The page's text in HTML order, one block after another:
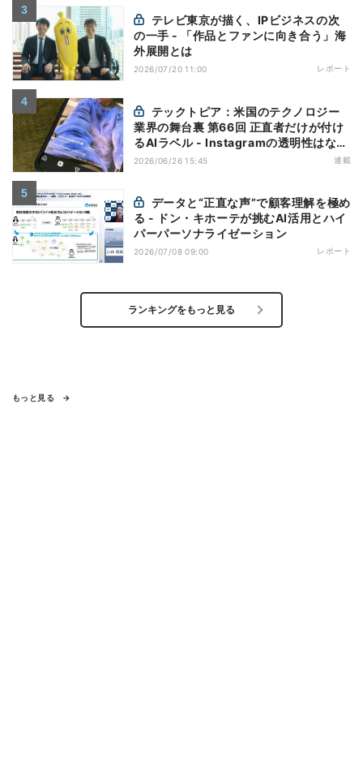
の一手 - 「作品とファンに向き合う」海
外展開とは
2026/07/20 11:00 レポート
業界の舞台裏 第66回 正直者だけが付け
るAIラベル - Instagramの透明性はなぜ
逆効果になり得るのか
2026/06/26 15:45 連載
る - ドン・キホーテが挑むAI活用とハイ
パーパーソナライゼーション
2026/07/08 09:00 レポート
ランキングをもっと見る
もっと見る